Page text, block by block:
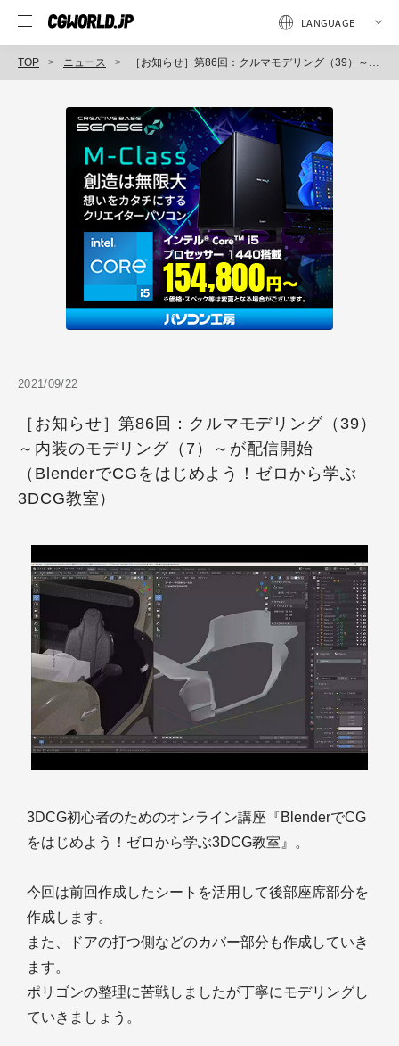
TOP ニュース ［お知らせ］第86回：クルマモデリング（39）～内装のモデリング（7）～が配信開始（BlenderでCGをはじめよう！ゼロから学ぶ3DCG教室）
2021/09/22
［お知らせ］第86回：クルマモデリング（39）
～内装のモデリング（7）～が配信開始
（BlenderでCGをはじめよう！ゼロから学ぶ
3DCG教室）
3DCG初心者のためのオンライン講座『BlenderでCG
をはじめよう！ゼロから学ぶ3DCG教室』。
今回は前回作成したシートを活用して後部座席部分を
作成します。
また、ドアの打つ側などのカバー部分も作成していき
ます。
ポリゴンの整理に苦戦しましたが丁寧にモデリングし
ていきましょう。